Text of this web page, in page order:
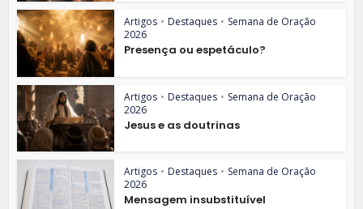
Artigos • Destaques • Semana de Oração
2026
Presença ou espetáculo?
Artigos • Destaques • Semana de Oração
2026
Jesus e as doutrinas
Artigos • Destaques • Semana de Oração
2026
Mensagem insubstituível